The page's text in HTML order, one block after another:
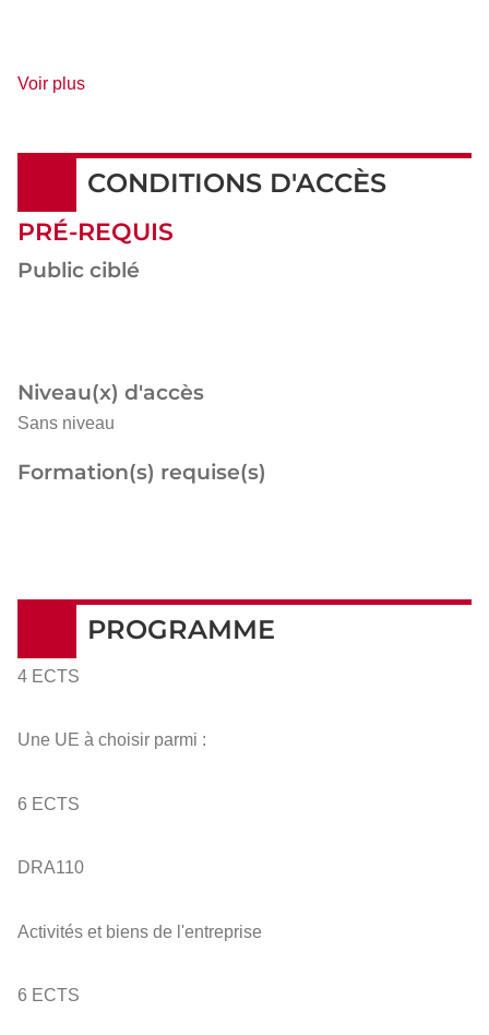
Voir plusde
CONDITIONS D'ACCÈS
PRÉ-REQUIS
Public ciblé
Niveau(x) d'accès
Sans niveau
Formation(s) requise(s)
PROGRAMME
4 ECTS
Une UE à choisir parmi :
6 ECTS
DRA110
Activités et biens de l'entreprise
6 ECTS